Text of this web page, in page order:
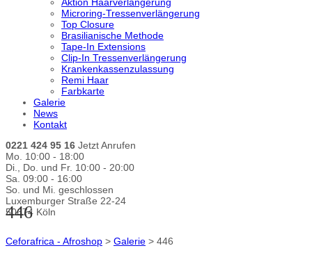
Microring-Tressenverlängerung
Top Closure
Brasilianische Methode
Tape-In Extensions
Clip-In Tressenverlängerung
Krankenkassenzulassung
Remi Haar
Farbkarte
Galerie
News
Kontakt
0221 424 95 16 Jetzt Anrufen
Mo. 10:00 - 18:00
Di., Do. und Fr. 10:00 - 20:00
Sa. 09:00 - 16:00
So. und Mi. geschlossen
Luxemburger Straße 22-24
50674 Köln
446
Ceforafrica - Afroshop > Galerie > 446